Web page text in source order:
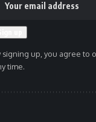
signing up, you agree to
time.